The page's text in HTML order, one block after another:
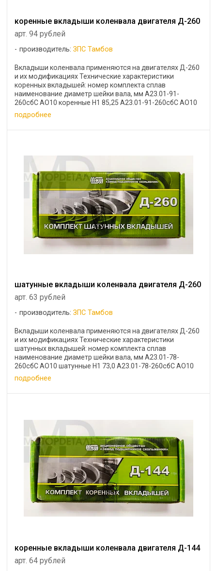
коренные вкладыши коленвала двигателя Д-260
арт. 94 рублей
производитель:ЗПС Тамбов
Вкладыши коленвала применяются на двигателях Д-260
и их модификациях Технические характеристики
коренных вкладышей: номер комплекта сплав
наименование диаметр шейки вала, мм А23.01-91-
260сбС АО10 коренные Н1 85,25 А23.01-91-260сбС АО10
коренные Н2 ...
подробнее
шатунные вкладыши коленвала двигателя Д-260
арт. 63 рублей
производитель:ЗПС Тамбов
Вкладыши коленвала применяются на двигателях Д-260
и их модификациях Технические характеристики
шатунных вкладышей: номер комплекта сплав
наименование диаметр шейки вала, мм А23.01-78-
260сбС АО10 шатунные Н1 73,0 А23.01-78-260сбС АО10
шатунные Н2 ...
подробнее
коренные вкладыши коленвала двигателя Д-144
арт. 64 рублей